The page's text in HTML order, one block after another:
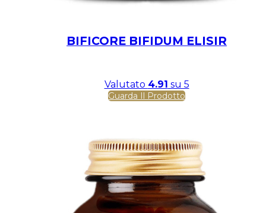
BIFICORE BIFIDUM ELISIR
Valutato 4.91 su 5
Guarda Il Prodotto